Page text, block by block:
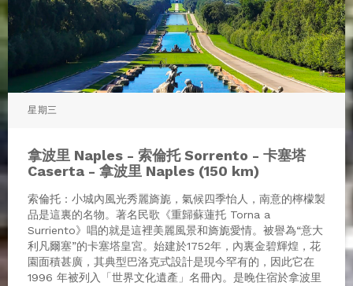
星期三
拿波里 Naples - 索倫托 Sorrento - 卡塞塔
Caserta - 拿波里 Naples (150 km)
索倫托：小城內風光秀麗旖旎，氣候四季怡人，南意的檸檬製
品是這裏的名物。著名民歌《重歸蘇蓮托 Torna a
Surriento》唱的就是這裡美麗風景和旖旎愛情。被譽為“意大
利凡爾塞”的卡塞塔皇宮。始建於1752年，內裏金碧輝煌，花
園面積甚廣，其典型巴洛克式設計是現今罕有的，因此它在
1996 年被列入「世界文化遺產」名冊內。是晚住宿於拿波里